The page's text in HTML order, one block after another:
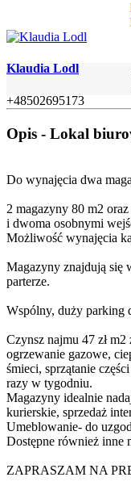
Klaudia Lodl
+48502695173
Opis - Lokal
Do wynajęcia dwa
2 magazyny 80 m2
i dwoma osobnymi
Możliwość wynajęcia
Magazyny znajdują się
parterze.
Wspólny, duży parking
Czynsz najmu 47 zł m2
ogrzewanie gazowe,
śmieci, sprzątanie
razy w tygodniu.
Magazyny idealnie
kurierskie, sprzedaż
Umeblowanie- do
Dostępne również inne
ZAPRASZAM NA